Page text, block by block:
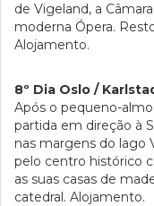
de Vigeland, a
moderna Ópera.
Alojamento.
8º Dia Oslo /
Após o pequeno-
partida em direção à
nas margens do lago
pelo centro histórico
as suas casas de
catedral. Alojamento.